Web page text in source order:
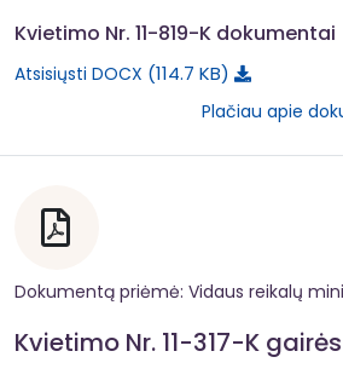
Kvietimo Nr. 11-819-K dokumentai
Atsisiųsti DOCX 114.7 KB
Plačiau apie
Dokumentą priėmė: Vidaus reikalų
Kvietimo Nr. 11-317-K gairės